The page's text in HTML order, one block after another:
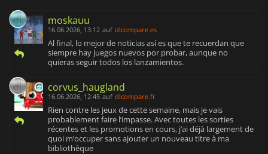
moskauu
16.06.2026, 13:12 auf dlcompare.es
Al final, lo mejor de noticias así es que te recuerdan que
siempre hay juegos nuevos por probar, aunque no
quieras seguir todos los lanzamientos.
corvus_haugland
16.06.2026, 12:45 auf dlcompare.fr
Rien contre les jeux de cette semaine, mais je vais
probablement faire l’impasse. Avec toutes les sorties
récentes et les promotions en cours, j’ai déjà largement de
quoi m’occuper sans ajouter un nouveau titre à ma
bibliothèque